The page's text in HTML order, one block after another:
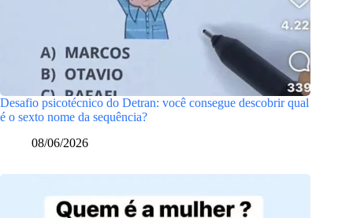
Desafio psicotécnico do Detran: você consegue descobrir qual
é o sexto nome da sequência?
08/06/2026